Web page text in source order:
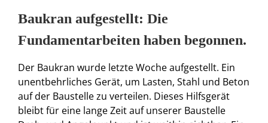
Baukran aufgestellt: Die
Fundamentarbeiten haben begonnen.
Der Baukran wurde letzte Woche aufgestellt. Ein
unentbehrliches Gerät, um Lasten, Stahl und Beton
auf der Baustelle zu verteilen. Dieses Hilfsgerät
bleibt für eine lange Zeit auf unserer Baustelle